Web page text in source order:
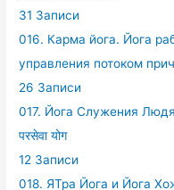
31 Записи
016. Карма йога. Йога
управления потоком
26 Записи
017. Йога Служения
परसेवा योग
12 Записи
018. ЯТра Йога и Йога